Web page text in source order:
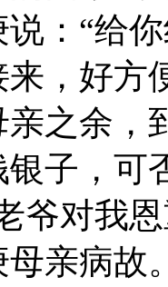
：“给
，好方
之余，
子，可
爷对我
亲病故